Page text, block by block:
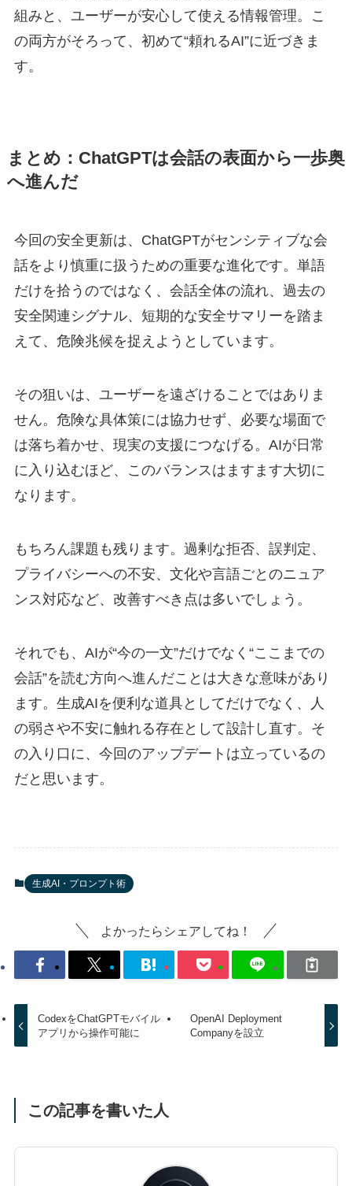
組みと、ユーザーが安心して使える情報管理。こ
の両方がそろって、初めて“頼れるAI”に近づきま
す。
まとめ：ChatGPTは会話の表面から一歩奥
へ進んだ
今回の安全更新は、ChatGPTがセンシティブな会
話をより慎重に扱うための重要な進化です。単語
だけを拾うのではなく、会話全体の流れ、過去の
安全関連シグナル、短期的な安全サマリーを踏ま
えて、危険兆候を捉えようとしています。
その狙いは、ユーザーを遠ざけることではありま
せん。危険な具体策には協力せず、必要な場面で
は落ち着かせ、現実の支援につなげる。AIが日常
に入り込むほど、このバランスはますます大切に
なります。
もちろん課題も残ります。過剰な拒否、誤判定、
プライバシーへの不安、文化や言語ごとのニュア
ンス対応など、改善すべき点は多いでしょう。
それでも、AIが“今の一文”だけでなく“ここまでの
会話”を読む方向へ進んだことは大きな意味があり
ます。生成AIを便利な道具としてだけでなく、人
の弱さや不安に触れる存在として設計し直す。そ
の入り口に、今回のアップデートは立っているの
だと思います。
生成AI・プロンプト術
よかったらシェアしてね！
CodexをChatGPTモバイル
アプリから操作可能に
OpenAI Deployment
Companyを設立
この記事を書いた人